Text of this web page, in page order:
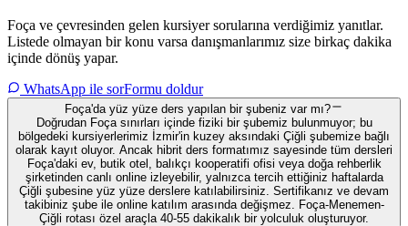
Foça ve çevresinden gelen kursiyer sorularına verdiğimiz yanıtlar.
Listede olmayan bir konu varsa danışmanlarımız size birkaç dakika
içinde dönüş yapar.
WhatsApp ile sorFormu doldur
Foça'da yüz yüze ders yapılan bir şubeniz var mı?
Doğrudan Foça sınırları içinde fiziki bir şubemiz bulunmuyor; bu
bölgedeki kursiyerlerimiz İzmir'in kuzey aksındaki Çiğli şubemize bağlı
olarak kayıt oluyor. Ancak hibrit ders formatımız sayesinde tüm dersleri
Foça'daki ev, butik otel, balıkçı kooperatifi ofisi veya doğa rehberlik
şirketinden canlı online izleyebilir, yalnızca tercih ettiğiniz haftalarda
Çiğli şubesine yüz yüze derslere katılabilirsiniz. Sertifikanız ve devam
takibiniz şube ile online katılım arasında değişmez. Foça-Menemen-
Çiğli rotası özel araçla 40-55 dakikalık bir yolculuk oluşturuyor.